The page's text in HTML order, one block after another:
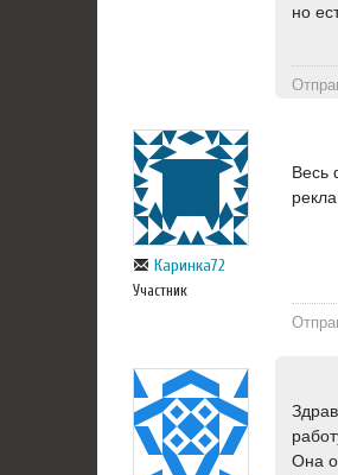
но
Каринка72
Участник
Весь
Она